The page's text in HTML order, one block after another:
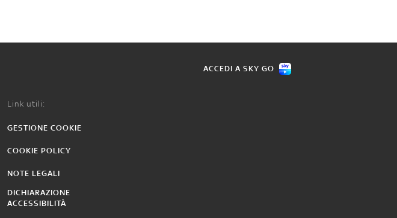
ACCEDI A SKY GO
Link utili:
GESTIONE COOKIE
COOKIE POLICY
NOTE LEGALI
DICHIARAZIONE
ACCESSIBILITÀ